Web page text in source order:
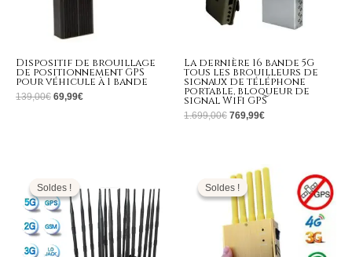
Dispositif de brouillage
de positionnement GPS
pour véhicule à 1 bande
139,00€ 69,99€
La dernière 16 bande 5G
tous les brouilleurs de
signaux de téléphone
portable, bloqueur de
signal WiFi GPS
1.699,00€ 769,99€
Soldes !
Soldes !
initial
était :
1.399,00€.
est :
669,99€.
Soldes !
Soldes !
prix
initial
était :
399,00€.
Le
prix
actuel
est :
169,99€.